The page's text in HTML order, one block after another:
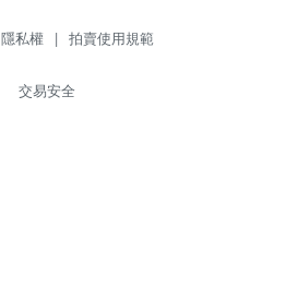
隱私權 | 拍賣使用規範
交易安全